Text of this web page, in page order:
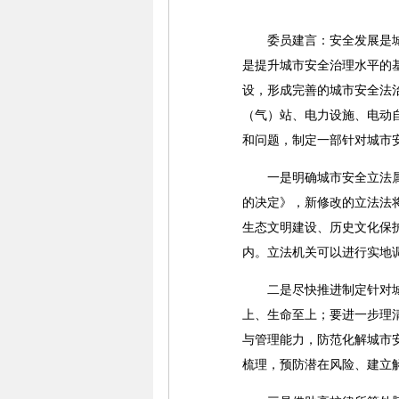
委员建言：安全发展是城
是提升城市安全治理水平的
设，形成完善的城市安全法
（气）站、电力设施、电
和问题，制定一部针对城市
一是明确城市安全立法属
的决定》，新修改的立法法
生态文明建设、历史文化保
内。立法机关可以进行实地
二是尽快推进制定针对城
上、生命至上；要进一步理
与管理能力，防范化解城市
梳理，预防潜在风险、建立